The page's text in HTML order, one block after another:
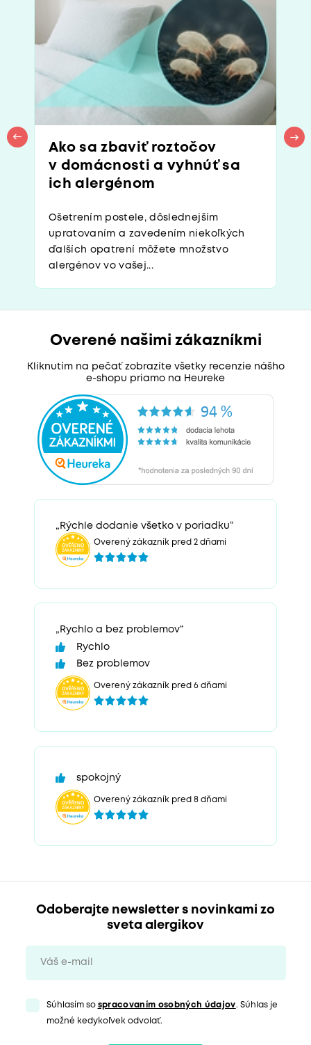
Ako sa zbaviť roztočov
v domácnosti a vyhnúť sa
ich alergénom
Ošetrením postele, dôslednejším
upratovaním a zavedením niekoľkých
ďalších opatrení môžete množstvo
alergénov vo vašej...
Overené našimi zákazníkmi
Kliknutím na pečať zobrazíte všetky recenzie nášho
e-shopu priamo na Heureke
„Rýchle dodanie všetko v poriadku“
Overený zákazník pred 2 dňami
„Rychlo a bez problemov“
Rychlo
Bez problemov
Overený zákazník pred 6 dňami
spokojný
Overený zákazník pred 8 dňami
Odoberajte newsletter s novinkami zo
sveta alergikov
Súhlasím so spracovaním osobných údajov. Súhlas je
možné kedykoľvek odvolať.